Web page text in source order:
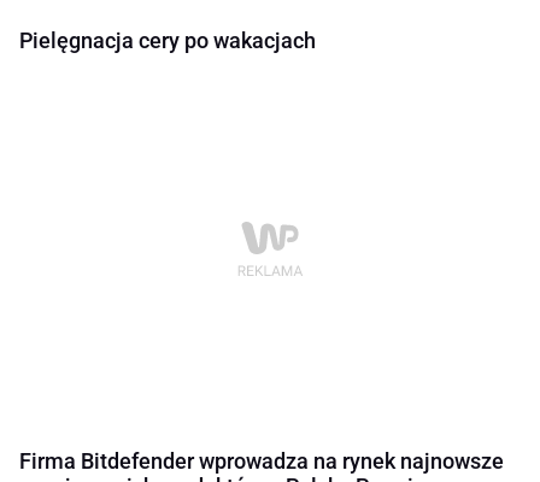
Pielęgnacja cery po wakacjach
Firma Bitdefender wprowadza na rynek najnowsze